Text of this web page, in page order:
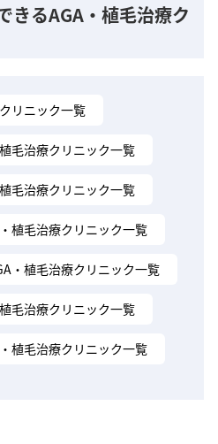
きるAGA・植毛治療ク
リニック一覧
毛治療クリニック一覧
毛治療クリニック一覧
植毛治療クリニック一覧
・植毛治療クリニック一覧
毛治療クリニック一覧
植毛治療クリニック一覧